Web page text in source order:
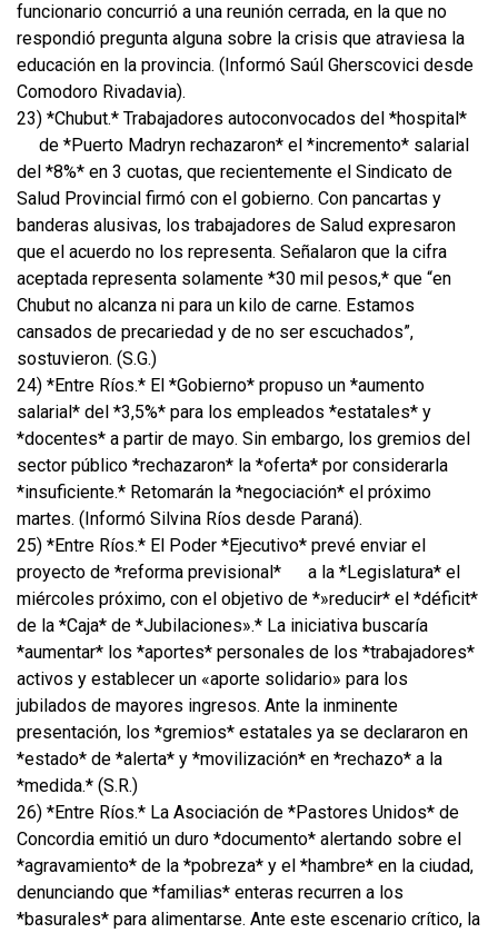
funcionario concurrió a una reunión cerrada, en la que no
respondió pregunta alguna sobre la crisis que atraviesa la
educación en la provincia. (Informó Saúl Gherscovici desde
Comodoro Rivadavia).
23) *Chubut.* Trabajadores autoconvocados del *hospital*
de *Puerto Madryn rechazaron* el *incremento* salarial
del *8%* en 3 cuotas, que recientemente el Sindicato de
Salud Provincial firmó con el gobierno. Con pancartas y
banderas alusivas, los trabajadores de Salud expresaron
que el acuerdo no los representa. Señalaron que la cifra
aceptada representa solamente *30 mil pesos,* que “en
Chubut no alcanza ni para un kilo de carne. Estamos
cansados de precariedad y de no ser escuchados”,
sostuvieron. (S.G.)
24) *Entre Ríos.* El *Gobierno* propuso un *aumento
salarial* del *3,5%* para los empleados *estatales* y
*docentes* a partir de mayo. Sin embargo, los gremios del
sector público *rechazaron* la *oferta* por considerarla
*insuficiente.* Retomarán la *negociación* el próximo
martes. (Informó Silvina Ríos desde Paraná).
25) *Entre Ríos.* El Poder *Ejecutivo* prevé enviar el
proyecto de *reforma previsional*
a la *Legislatura* el
miércoles próximo, con el objetivo de *»reducir* el *déficit*
de la *Caja* de *Jubilaciones».* La iniciativa buscaría
*aumentar* los *aportes* personales de los *trabajadores*
activos y establecer un «aporte solidario» para los
jubilados de mayores ingresos. Ante la inminente
presentación, los *gremios* estatales ya se declararon en
*estado* de *alerta* y *movilización* en *rechazo* a la
*medida.* (S.R.)
26) *Entre Ríos.* La Asociación de *Pastores Unidos* de
Concordia emitió un duro *documento* alertando sobre el
*agravamiento* de la *pobreza* y el *hambre* en la ciudad,
denunciando que *familias* enteras recurren a los
*basurales* para alimentarse. Ante este escenario crítico, la